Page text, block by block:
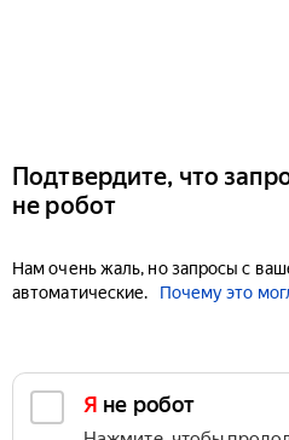
Подтвердите, что
не робот
Нам очень жаль, но запросы с
автоматические.
Почему это
Я не робот